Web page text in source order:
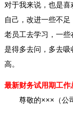
对于我来说，也是
自己，改进一些不
老员工去学习，一
是得多去问，多去
高。
最新财务试用期工作
尊敬的×××（公